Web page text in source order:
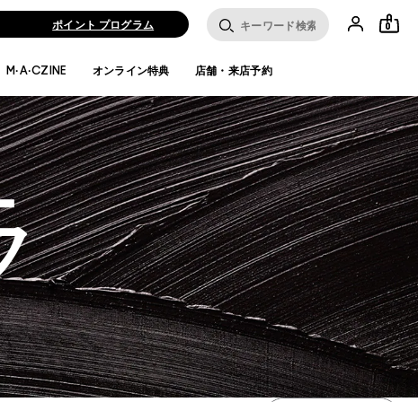
ポイント プログラム 0
M·A·CZINE オンライン特典 店舗・来店予約